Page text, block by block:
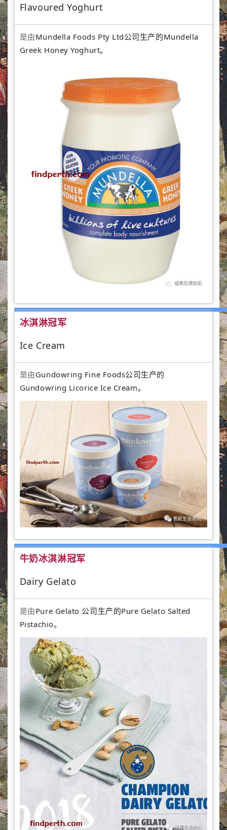
Flavoured Yoghurt
是由Mundella Foods Pty Ltd公司生产的Mundella
Greek Honey Yoghurt。
冰淇淋冠军
Ice Cream
是由Gundowring Fine Foods公司生产的
Gundowring Licorice Ice Cream。
牛奶冰淇淋冠军
Dairy Gelato
是由Pure Gelato 公司生产的Pure Gelato Salted
Pistachio。